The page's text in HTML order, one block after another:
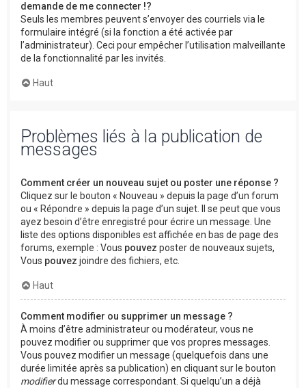
demande de me connecter !?
Seuls les membres peuvent s’envoyer des courriels via le
formulaire intégré (si la fonction a été activée par
l’administrateur). Ceci pour empêcher l’utilisation malveillante
de la fonctionnalité par les invités.
Haut
Problèmes liés à la publication de
messages
Comment créer un nouveau sujet ou poster une réponse ?
Cliquez sur le bouton « Nouveau » depuis la page d’un forum
ou « Répondre » depuis la page d’un sujet. Il se peut que vous
ayez besoin d’être enregistré pour écrire un message. Une
liste des options disponibles est affichée en bas de page des
forums, exemple : Vous pouvez poster de nouveaux sujets,
Vous pouvez joindre des fichiers, etc.
Haut
Comment modifier ou supprimer un message ?
À moins d’être administrateur ou modérateur, vous ne
pouvez modifier ou supprimer que vos propres messages.
Vous pouvez modifier un message (quelquefois dans une
durée limitée après sa publication) en cliquant sur le bouton
modifierdu message correspondant. Si quelqu’un a déjà